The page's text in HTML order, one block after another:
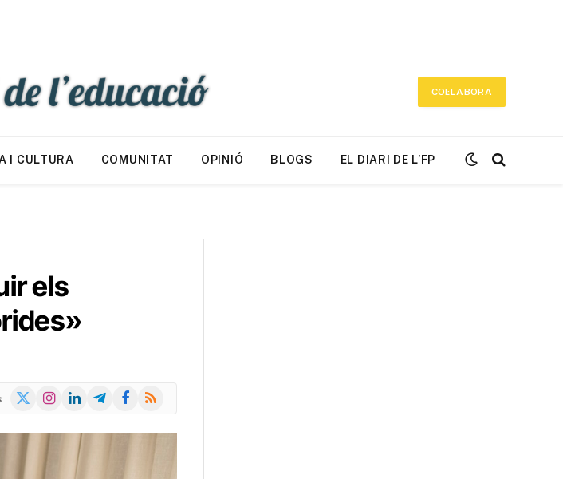
COL·LABORA
I CULTURA COMUNITAT OPINIÓ BLOGS EL DIARI DE L’FP
els
X
Instagram
LinkedInTelegramFacebook
RSS